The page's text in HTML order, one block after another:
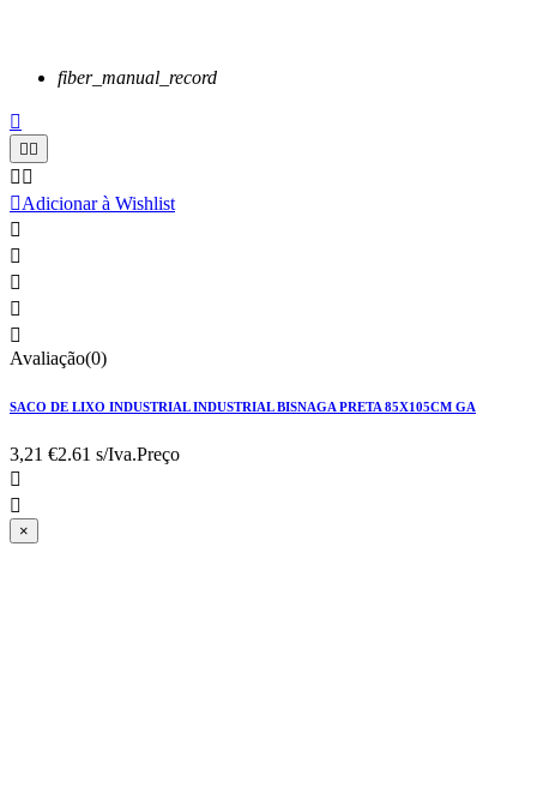
fiber_manual_record

 
 
Adicionar à Wishlist





Avaliação(0)
SACO DE LIXO INDUSTRIAL INDUSTRIAL BISNAGA PRETA 85X105CM GA
3,21 €2.61 s/Iva.Preço


×